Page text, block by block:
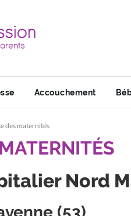
Accouchement
des maternités
Nord